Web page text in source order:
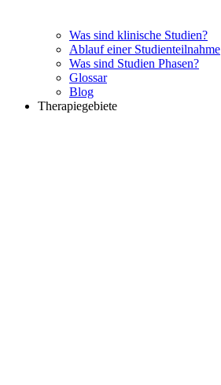
Was sind klinische Studien?
Ablauf einer Studienteilnahme
Was sind Studien Phasen?
Glossar
Blog
Therapiegebiete